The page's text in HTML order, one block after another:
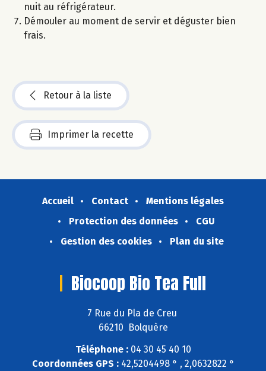
nuit au réfrigérateur.
Démouler au moment de servir et déguster bien
frais.
Retour à la liste
Imprimer la recette
Accueil Contact
Mentions légales
Protection des données
CGU
Gestion des cookies
Plan du site
Biocoop Bio Tea Full
7 Rue du Pla de Creu
66210 Bolquère
Téléphone :04 30 45 40 10
Coordonnées GPS :42,5204498 ° , 2,0632822 °